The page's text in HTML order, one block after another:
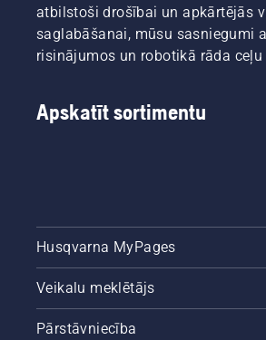
atbilstoši drošībai un apkārtējās
saglabāšanai, mūsu sasniegumi
risinājumos un robotikā rāda ceļu
Apskatīt sortimentu
Husqvarna MyPages
Veikalu meklētājs
Pārstāvniecība